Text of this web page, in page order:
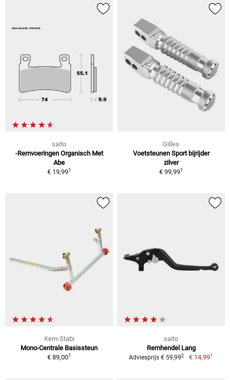
saito
-Remvoeringen Organisch Met
Abe
€ 19,991
Gilles
Voetsteunen Sport bijrijder
zilver
€ 99,991
Kern-Stabi
Mono-Centrale Basissteun
€ 89,001
saito
Remhendel Lang
Adviesprijs € 59,992 € 14,991